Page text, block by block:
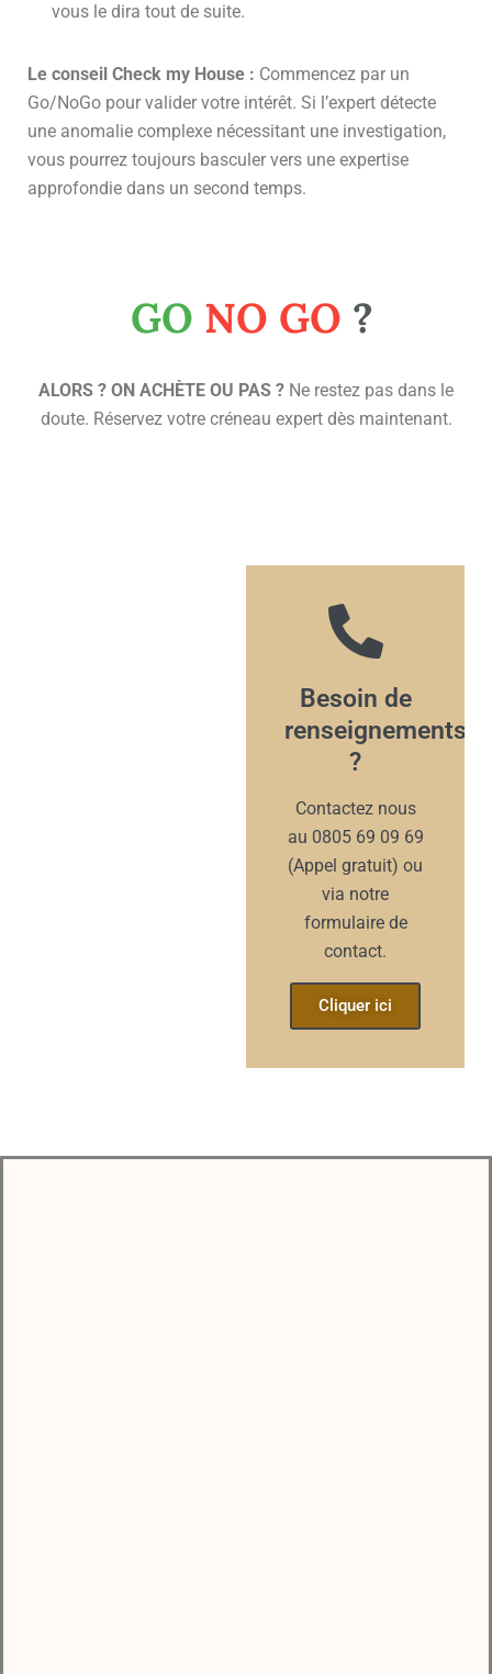
vous le dira tout de suite.
Le conseil Check my House : Commencez par un
Go/NoGo pour valider votre intérêt. Si l’expert détecte
une anomalie complexe nécessitant une investigation,
vous pourrez toujours basculer vers une expertise
approfondie dans un second temps.
GO NO GO ?
ALORS ? ON ACHÈTE OU PAS ? Ne restez pas dans le
doute. Réservez votre créneau expert dès maintenant.
Besoin de
renseignements
?
Contactez nous
au 0805 69 09 69
(Appel gratuit) ou
via notre
formulaire de
contact.
Cliquer ici